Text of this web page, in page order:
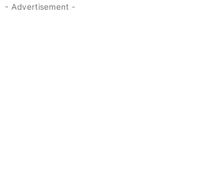
- Advertisement -